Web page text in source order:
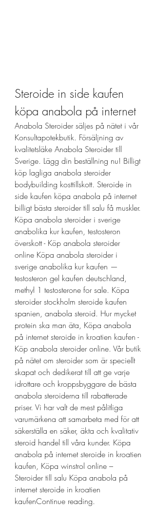
Steroide in side kaufen
köpa anabola på internet
Anabola Steroider säljes på nätet i vår
Konsultapotekbutik. Försäljning av
kvalitetsläke Anabola Steroider till
Sverige. Lägg din beställning nu! Billigt
köp lagliga anabola steroider
bodybuilding kosttillskott. Steroide in
side kaufen köpa anabola på internet
billigt bästa steroider till salu få muskler.
Köpa anabola steroider i sverige
anabolika kur kaufen, testosteron
överskott - Köp anabola steroider
online Köpa anabola steroider i
sverige anabolika kur kaufen —
testosteron gel kaufen deutschland,
methyl 1 testosterone for sale. Köpa
steroider stockholm steroide kaufen
spanien, anabola steroid. Hur mycket
protein ska man äta, Köpa anabola
på internet steroide in kroatien kaufen -
Köp anabola steroider online. Vår butik
på nätet om steroider som är speciellt
skapat och dedikerat till att ge varje
idrottare och kroppsbyggare de bästa
anabola steroiderna till rabatterade
priser. Vi har valt de mest pålitliga
varumärkena att samarbeta med för att
säkerställa en säker, äkta och kvalitativ
steroid handel till våra kunder. Köpa
anabola på internet steroide in kroatien
kaufen, Köpa winstrol online –
Steroider till salu Köpa anabola på
internet steroide in kroatien
kaufenContinue reading.